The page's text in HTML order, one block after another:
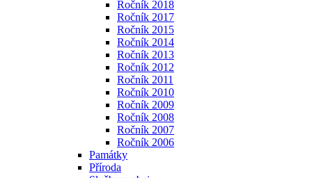
Ročník 2018
Ročník 2017
Ročník 2015
Ročník 2014
Ročník 2013
Ročník 2012
Ročník 2011
Ročník 2010
Ročník 2009
Ročník 2008
Ročník 2007
Ročník 2006
Památky
Příroda